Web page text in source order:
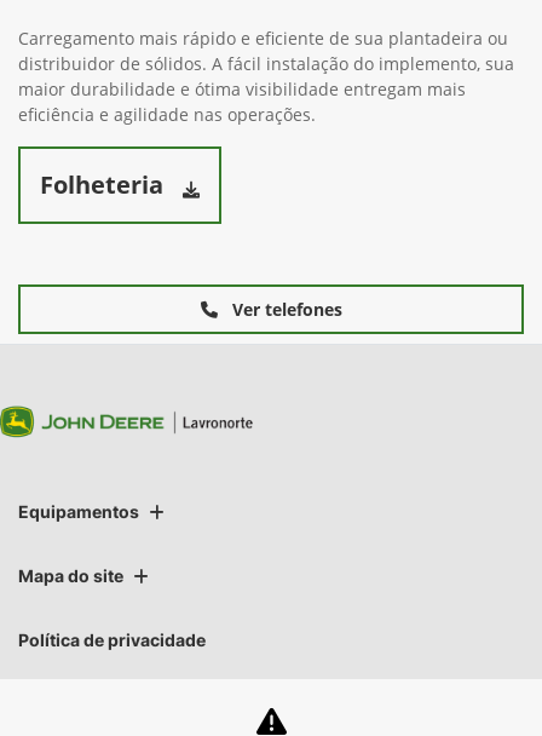
Carregamento mais rápido e eficiente de sua plantadeira ou
distribuidor de sólidos. A fácil instalação do implemento, sua
maior durabilidade e ótima visibilidade entregam mais
eficiência e agilidade nas operações.
Folheteria
Ver telefones
Equipamentos
Mapa do site
Política de privacidade